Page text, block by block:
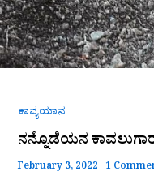
ಕಾವ್ಯಯಾನ
ನನ್ನೊಡೆಯನ
February 3, 2022 1